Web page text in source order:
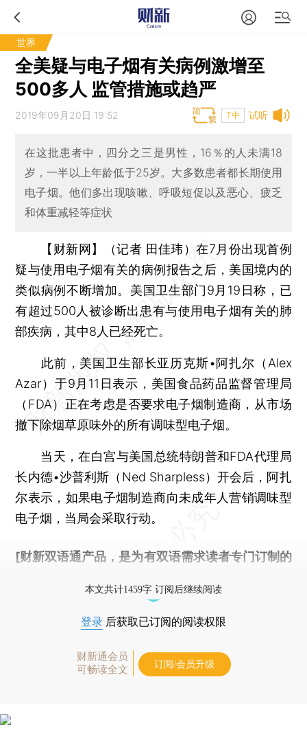
世界
全美疑与电子烟有关病例激增至
500多人 监管措施或趋严
试听
2019年09月20日 19:52 T中
在这批患者中，四分之三是男性，16％的人未满18
岁，一半以上年龄低于25岁。大多数患者都长期使用
电子烟。他们多出现咳嗽、呼吸短促以及恶心、疲乏
和体重减轻等症状
【财新网】（记者 田佳玮）在7月份出现首例
疑与使用电子烟有关的病例报告之后，美国境内的
类似病例不断增加。美国卫生部门9月19日称，已
有超过500人被诊断出患有与使用电子烟有关的肺
部疾病，其中8人已经死亡。
此前，美国卫生部长亚历克斯•阿扎尔（Alex
Azar）于9月11日表示，美国食品药品监督管理局
（FDA）正在考虑是否要求电子烟制造商，从市场
撤下除烟草原味外的所有调味型电子烟。
当天，在白宫与美国总统特朗普和FDA代理局
长内德•沙普利斯（Ned Sharpless）开会后，阿扎
尔表示，如果电子烟制造商向未成年人营销调味型
电子烟，当局会采取行动。
[财新双语通产品，是为有双语需求读者专门订制的
本文共计1459字 订阅后继续阅读
登录 后获取已订阅的阅读权限
财新通会员
可畅读全文
订阅/会员升级